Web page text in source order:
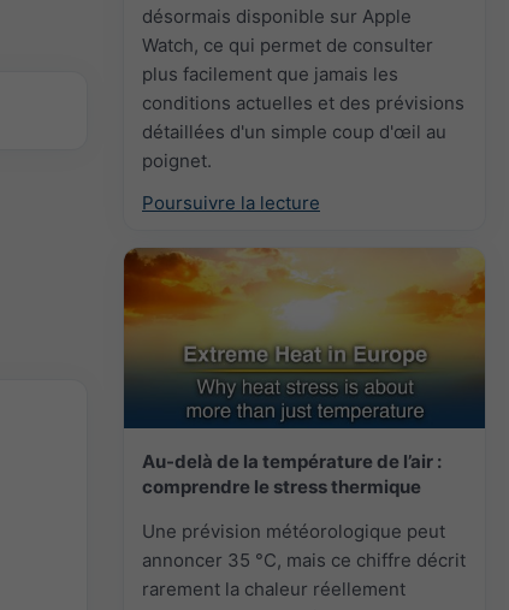
désormais disponible sur Apple
Watch, ce qui permet de consulter
plus facilement que jamais les
conditions actuelles et des prévisions
détaillées d'un simple coup d'œil au
poignet.
Poursuivre la lecture
Au-delà de la température de l’air :
comprendre le stress thermique
Une prévision météorologique peut
annoncer 35 °C, mais ce chiffre décrit
rarement la chaleur réellement